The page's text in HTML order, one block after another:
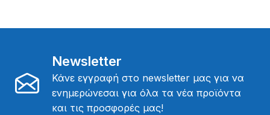
Newsletter
Κάνε εγγραφή στο newsletter μας για να
ενημερώνεσαι για όλα τα νέα προϊόντα
και τις προσφορές μας!